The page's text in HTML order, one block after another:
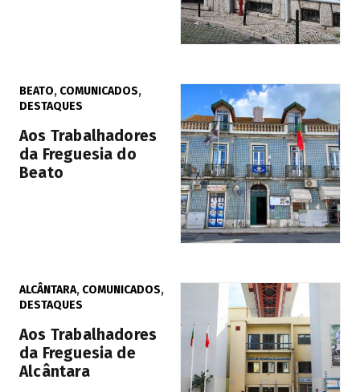
BEATO, COMUNICADOS,
DESTAQUES
Aos Trabalhadores
da Freguesia do
Beato
ALCÂNTARA, COMUNICADOS,
DESTAQUES
Aos Trabalhadores
da Freguesia de
Alcântara